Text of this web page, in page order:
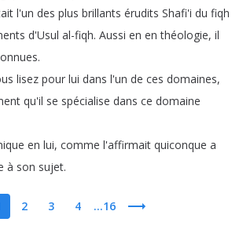
l'un des plus brillants érudits Shafi'i du fiqh
d'Usul al-fiqh. Aussi en en théologie, il
.
lisez pour lui dans l'un de ces domaines,
qu'il se spécialise dans ce domaine
en lui, comme l'affirmait quiconque a
à son sujet.
2 3 4 ...16